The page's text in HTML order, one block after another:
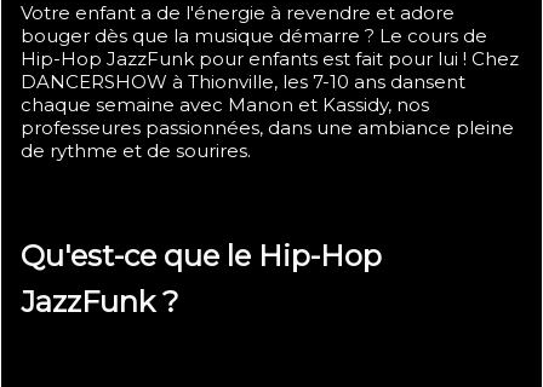
Votre enfant a de l'énergie à revendre et adore
bouger dès que la musique démarre ? Le cours de
Hip-Hop JazzFunk pour enfants est fait pour lui ! Chez
DANCERSHOW à Thionville, les 7-10 ans dansent
chaque semaine avec Manon et Kassidy, nos
professeures passionnées, dans une ambiance pleine
de rythme et de sourires.
Qu'est-ce que le Hip-Hop
JazzFunk ?